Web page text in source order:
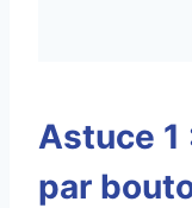
Astuce 1
par